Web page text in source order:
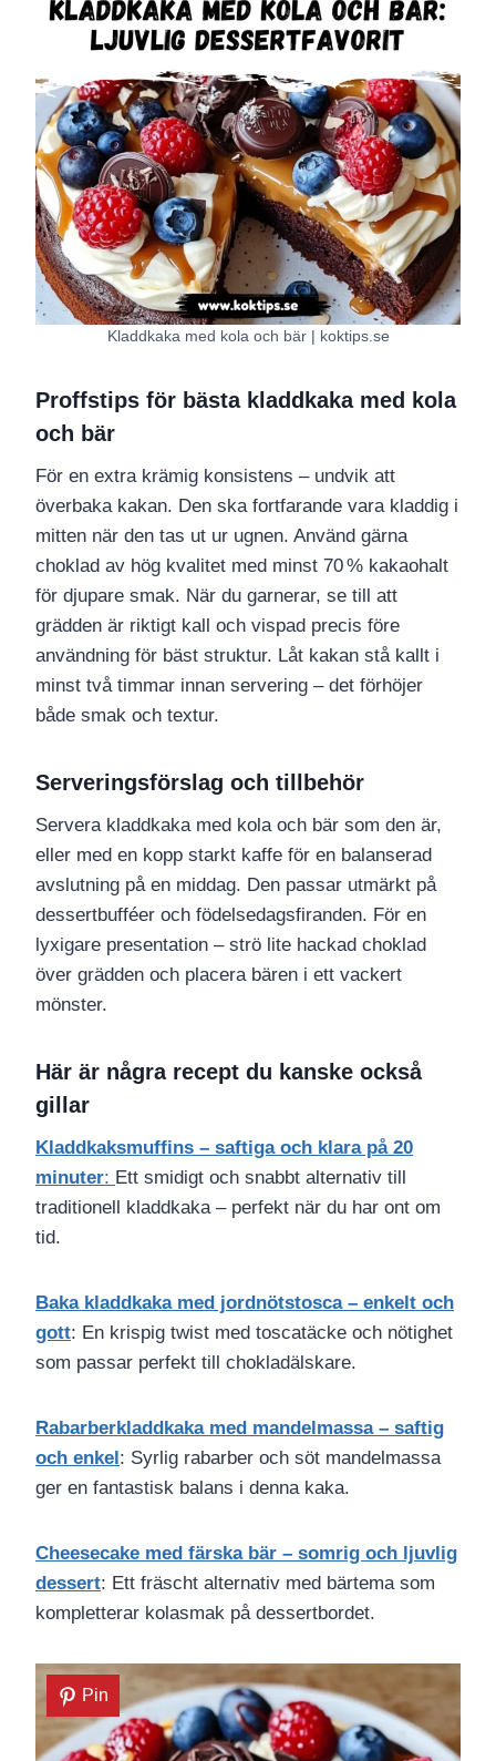
Kladdkaka med kola och bär | koktips.se
Proffstips för bästa kladdkaka med kola
och bär
För en extra krämig konsistens – undvik att
överbaka kakan. Den ska fortfarande vara kladdig i
mitten när den tas ut ur ugnen. Använd gärna
choklad av hög kvalitet med minst 70 % kakaohalt
för djupare smak. När du garnerar, se till att
grädden är riktigt kall och vispad precis före
användning för bäst struktur. Låt kakan stå kallt i
minst två timmar innan servering – det förhöjer
både smak och textur.
Serveringsförslag och tillbehör
Servera kladdkaka med kola och bär som den är,
eller med en kopp starkt kaffe för en balanserad
avslutning på en middag. Den passar utmärkt på
dessertbufféer och födelsedagsfiranden. För en
lyxigare presentation – strö lite hackad choklad
över grädden och placera bären i ett vackert
mönster.
Här är några recept du kanske också
gillar
Kladdkaksmuffins – saftiga och klara på 20
minuter: Ett smidigt och snabbt alternativ till
traditionell kladdkaka – perfekt när du har ont om
tid.
Baka kladdkaka med jordnötstosca – enkelt och
gott: En krispig twist med toscatäcke och nötighet
som passar perfekt till chokladälskare.
Rabarberkladdkaka med mandelmassa – saftig
och enkel: Syrlig rabarber och söt mandelmassa
ger en fantastisk balans i denna kaka.
Cheesecake med färska bär – somrig och ljuvlig
dessert: Ett fräscht alternativ med bärtema som
kompletterar kolasmak på dessertbordet.
Pin